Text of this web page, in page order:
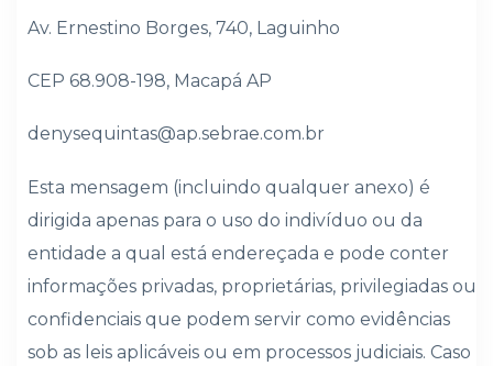
Av. Ernestino Borges, 740, Laguinho
CEP 68.908-198, Macapá AP
denysequintas@ap.sebrae.com.br
Esta mensagem (incluindo qualquer anexo) é
dirigida apenas para o uso do indivíduo ou da
entidade a qual está endereçada e pode conter
informações privadas, proprietárias, privilegiadas ou
confidenciais que podem servir como evidências
sob as leis aplicáveis ou em processos judiciais. Caso